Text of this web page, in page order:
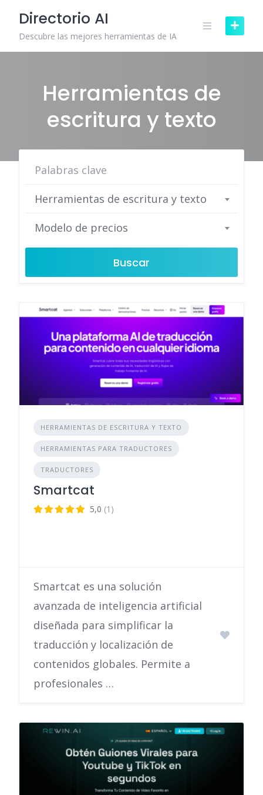
content
Directorio AI
Descubre las mejores herramientas de IA
Herramientas de
escritura y texto
Herramientas de escritura y texto
Modelo de precios
Buscar
HERRAMIENTAS DE ESCRITURA Y TEXTO
HERRAMIENTAS PARA TRADUCTORES
TRADUCTORES
Smartcat
5,0 (1)
Smartcat es una solución
avanzada de inteligencia artificial
diseñada para simplificar la
traducción y localización de
contenidos globales. Permite a
profesionales …